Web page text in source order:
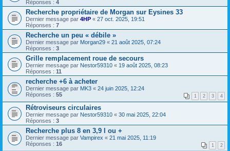
Réponses : 4
Recherche propriétaire de Morgan sur Eysines 33
Dernier message par 4HP « 27 oct. 2025, 19:51
Réponses : 7
Recherche un peu « débile »
Dernier message par Morgan29 « 21 août 2025, 07:24
Réponses : 3
Grille remplacement roue de secours
Dernier message par Nestor59310 « 19 août 2025, 08:23
Réponses : 11
recherche +6 à acheter
Dernier message par MK3 « 24 juin 2025, 12:24
Réponses : 55 1 2 3 4
Rétroviseurs circulaires
Dernier message par Nestor59310 « 30 mai 2025, 22:04
Réponses : 3
Recherche plus 8 en 3,9 l ou +
Dernier message par Vampirex « 21 mai 2025, 11:19
Réponses : 16 1 2